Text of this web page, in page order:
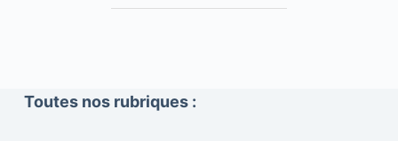
Toutes nos rubriques :